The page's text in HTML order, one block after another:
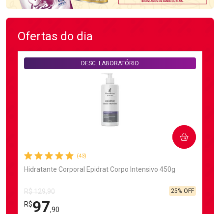
Ofertas do dia
(43)
Hidratante Corporal Epidrat Corpo Intensivo 450g
DESC. LABORATÓRIO
R$ 129,90
R$97,90
25% OFF
COMPRAR